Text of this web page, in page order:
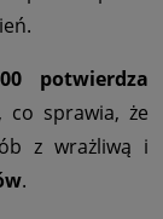
potwierdza
, co sprawia, że
z wrażliwą i
.